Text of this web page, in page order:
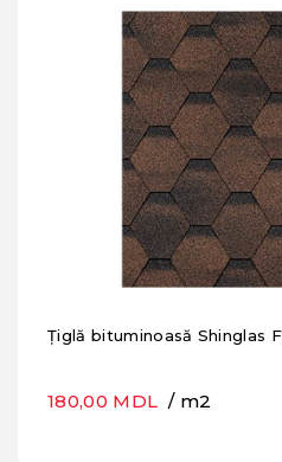
Țiglă bituminoasă Shinglas
180,00 MDL / m2